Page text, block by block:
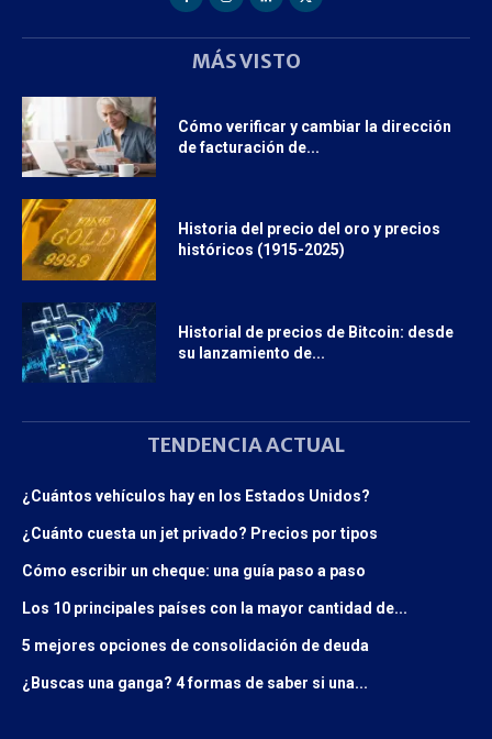
MÁS VISTO
Cómo verificar y cambiar la dirección
de facturación de...
Historia del precio del oro y precios
históricos (1915-2025)
Historial de precios de Bitcoin: desde
su lanzamiento de...
TENDENCIA ACTUAL
¿Cuántos vehículos hay en los Estados Unidos?
¿Cuánto cuesta un jet privado? Precios por tipos
Cómo escribir un cheque: una guía paso a paso
Los 10 principales países con la mayor cantidad de...
5 mejores opciones de consolidación de deuda
¿Buscas una ganga? 4 formas de saber si una...